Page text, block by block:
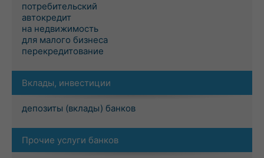
потребительский
автокредит
на недвижимость
для малого бизнеса
перекредитование
Вклады, инвестиции
депозиты (вклады) банков
Прочие услуги банков